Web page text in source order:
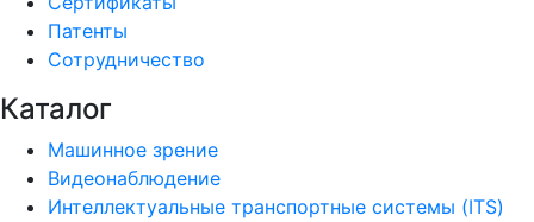
Патенты
Сотрудничество
Каталог
Машинное зрение
Видеонаблюдение
Интеллектуальные транспортные системы (ITS)